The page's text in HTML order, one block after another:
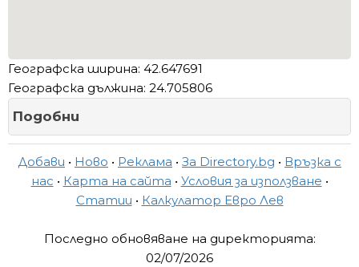
Географска ширина: 42.647691
Географска дължина: 24.705806
Подобни
Добави • Ново • Реклама • За Directory.bg • Връзка с
нас • Карта на сайта • Условия за използване •
Статии • Калкулатор Евро Лев
Последно обновяване на директорията:
02/07/2026